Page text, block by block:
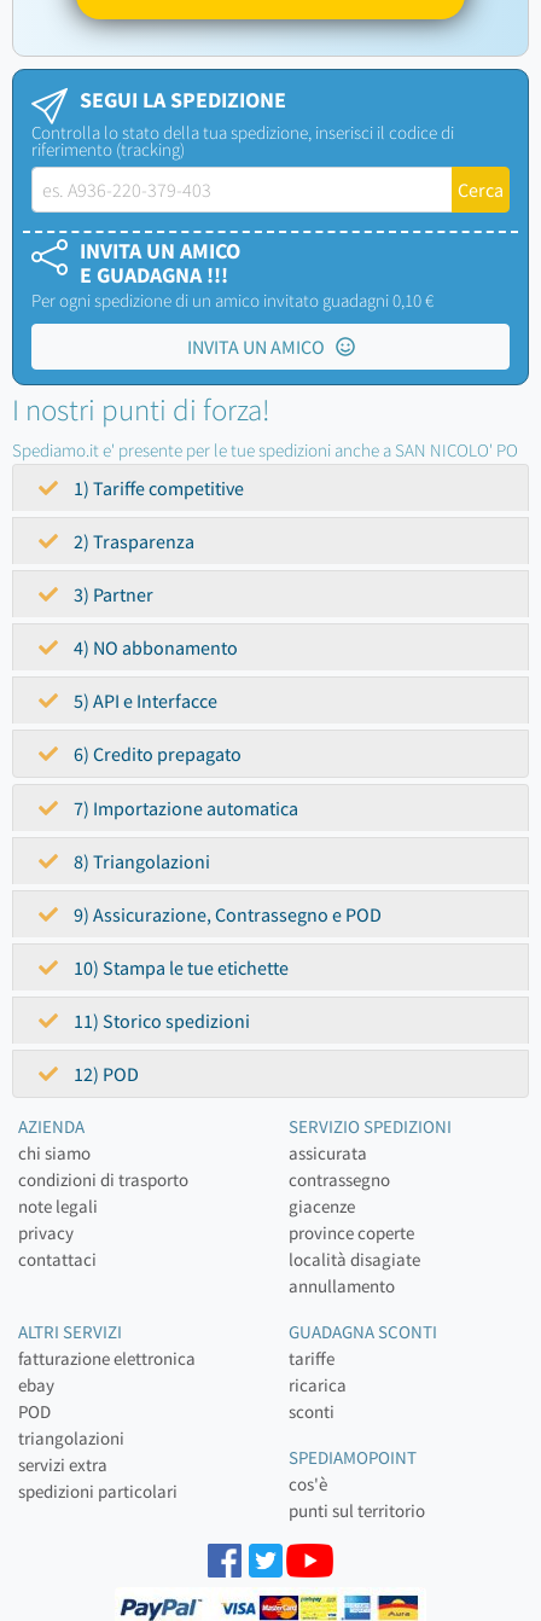
SEGUI LA SPEDIZIONE
Controlla lo stato della tua spedizione, inserisci il codice di
riferimento (tracking)
INVITA UN AMICO
E GUADAGNA !!!
Per ogni spedizione di un amico invitato guadagni 0,10 €
INVITA UN AMICO
I nostri punti di forza!
Spediamo.it e' presente per le tue spedizioni anche a SAN NICOLO' PO
1) Tariffe competitive
2) Trasparenza
3) Partner
4) NO abbonamento
5) API e Interfacce
6) Credito prepagato
7) Importazione automatica
8) Triangolazioni
9) Assicurazione, Contrassegno e POD
10) Stampa le tue etichette
11) Storico spedizioni
12) POD
AZIENDA
chi siamo
condizioni di trasporto
note legali
privacy
contattaci
SERVIZIO SPEDIZIONI
assicurata
contrassegno
giacenze
province coperte
località disagiate
annullamento
ALTRI SERVIZI
fatturazione elettronica
ebay
POD
triangolazioni
servizi extra
spedizioni particolari
GUADAGNA SCONTI
tariffe
ricarica
sconti
SPEDIAMOPOINT
cos'è
punti sul territorio